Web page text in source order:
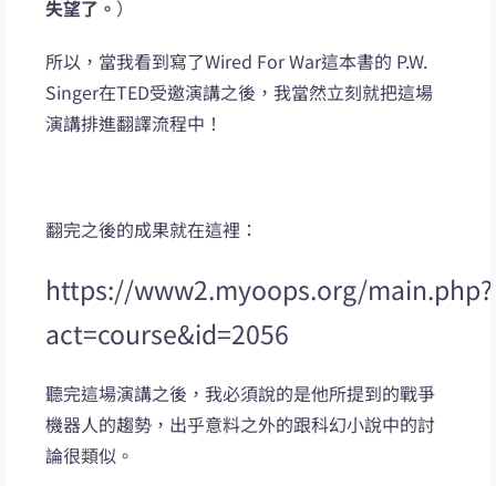
失望了。 ）
所以，當我看到寫了Wired For War這本書的 P.W.
Singer在TED受邀演講之後，我當然立刻就把這場
演講排進翻譯流程中！
翻完之後的成果就在這裡：
https://www2.myoops.org/main.php?
act=course&id=2056
聽完這場演講之後，我必須說的是他所提到的戰爭
機器人的趨勢，出乎意料之外的跟科幻小說中的討
論很類似。